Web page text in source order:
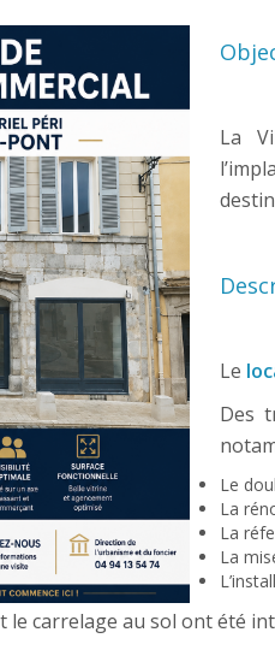
La
Le
Des
Le
La
La
La
le carrelage au sol ont été